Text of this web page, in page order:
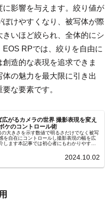
影響を与えます。絞り値が
けやすくなり、被写体が際
いほど絞られ、全体的にシ
RPでは、絞りを自由に
造的な表現を追求できま
の魅力を最大限に引き出
な要素です。
広がるカメラの世界 撮影表現を変え
ケのコントロール術
の大きさを示す数値で明るさだけでなく被写
を自在にコントロールし撮影表現の幅を広
します本記事では初心者にもわかりやすい
2024.10.02